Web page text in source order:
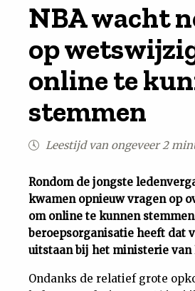
Achtergrond
Uit
Feiten
Cijfers
NBA wacht
op
online te
stemmen
Leestijd van ongeveer 2
Rondom de jongste
kwamen opnieuw vragen op
om online te kunnen
beroepsorganisatie heeft dat
uitstaan bij het ministerie van
Ondanks de relatief grote